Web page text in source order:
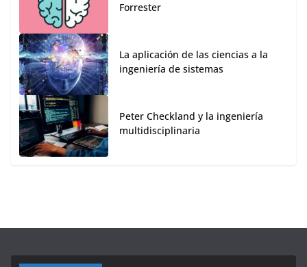
Forrester
La aplicación de las ciencias a la
ingeniería de sistemas
Peter Checkland y la ingeniería
multidisciplinaria